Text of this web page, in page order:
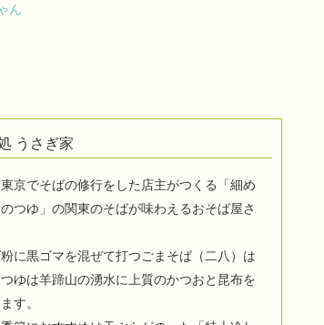
ん
うさぎ家
京でそばの修行をした店主がつくる「細め
つゆ」の関東のそばが味わえるおそば屋さ
に黒ゴマを混ぜて打つごまそば（二八）は
ゆは羊蹄山の湧水に上質のかつおと昆布を
す。